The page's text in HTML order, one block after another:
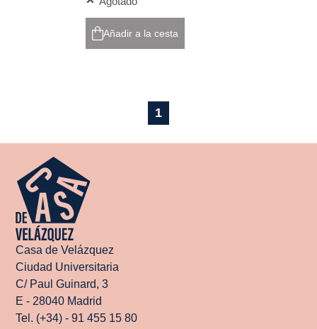
Añadir a la cesta
1
Casa de Velázquez
Ciudad Universitaria
C/ Paul Guinard, 3
E - 28040 Madrid
Tel. (+34) - 91 455 15 80